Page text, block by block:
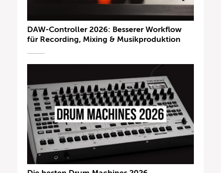
DAW-Controller 2026: Besserer Workflow
für Recording, Mixing & Musikproduktion